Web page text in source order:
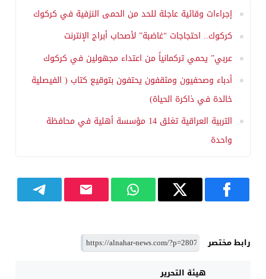
إجراءات وقائية عاجلة للحد من الحمى النزفية في كركوك
كركوك.. احتجاجات “غاضبة” لأصحاب أبراج الإنترنت
عربي” يحمي تركمانياً من اعتداء مجهولين في كركوك
أدباء وصحفيون ومثقفون يحتفون بتوقيع كتاب ( الفيصلية
خالدة في ذاكرة الحياة)
التربية العراقية تغلق 14 مؤسسة أهلية في محافظة
واحدة
رابط مختصر
هيئة التحرير